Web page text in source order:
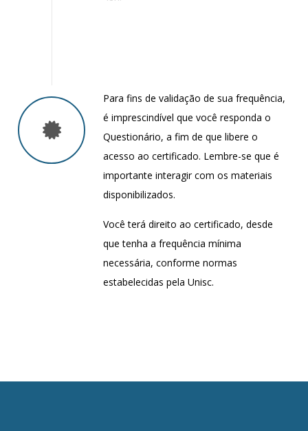
Para fins de validação de sua frequência,
é imprescindível que você responda o
Questionário, a fim de que libere o
acesso ao certificado. Lembre-se que é
importante interagir com os materiais
disponibilizados.
Você terá direito ao certificado, desde
que tenha a frequência mínima
necessária, conforme normas
estabelecidas pela Unisc.